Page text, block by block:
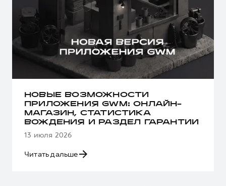
НОВЫЕ ВОЗМОЖНОСТИ
ПРИЛОЖЕНИЯ GWM: ОНЛАЙН-
МАГАЗИН, СТАТИСТИКА
ВОЖДЕНИЯ И РАЗДЕЛ ГАРАНТИИ
13 июля 2026
Читать дальше